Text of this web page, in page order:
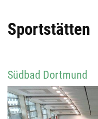
Sportstätten
Südbad Dortmund